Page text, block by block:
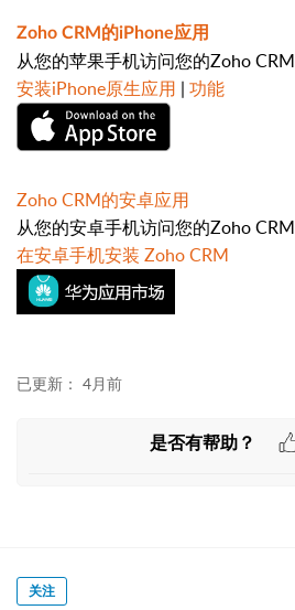
Zoho CRM的iPhone应用
从您的苹果手机访问您的Zoho CRM
安装iPhone原生应用 | 功能
Zoho CRM的安卓应用
从您的安卓手机访问您的Zoho CRM
在安卓手机安装 Zoho CRM
已更新： 4月前
是否有帮助？
关注